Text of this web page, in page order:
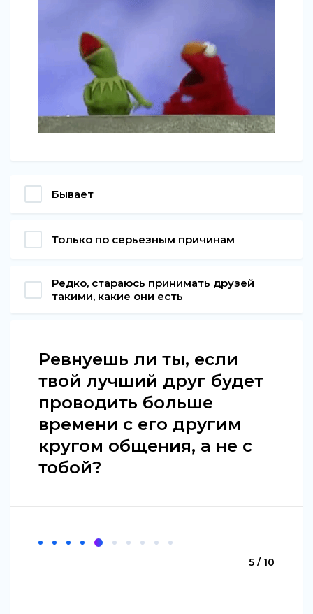
Бывает
Только по серьезным причинам
Редко, стараюсь принимать друзей
такими, какие они есть
Ревнуешь ли ты, если
твой лучший друг будет
проводить больше
времени с его другим
кругом общения, а не с
тобой?
5 / 10